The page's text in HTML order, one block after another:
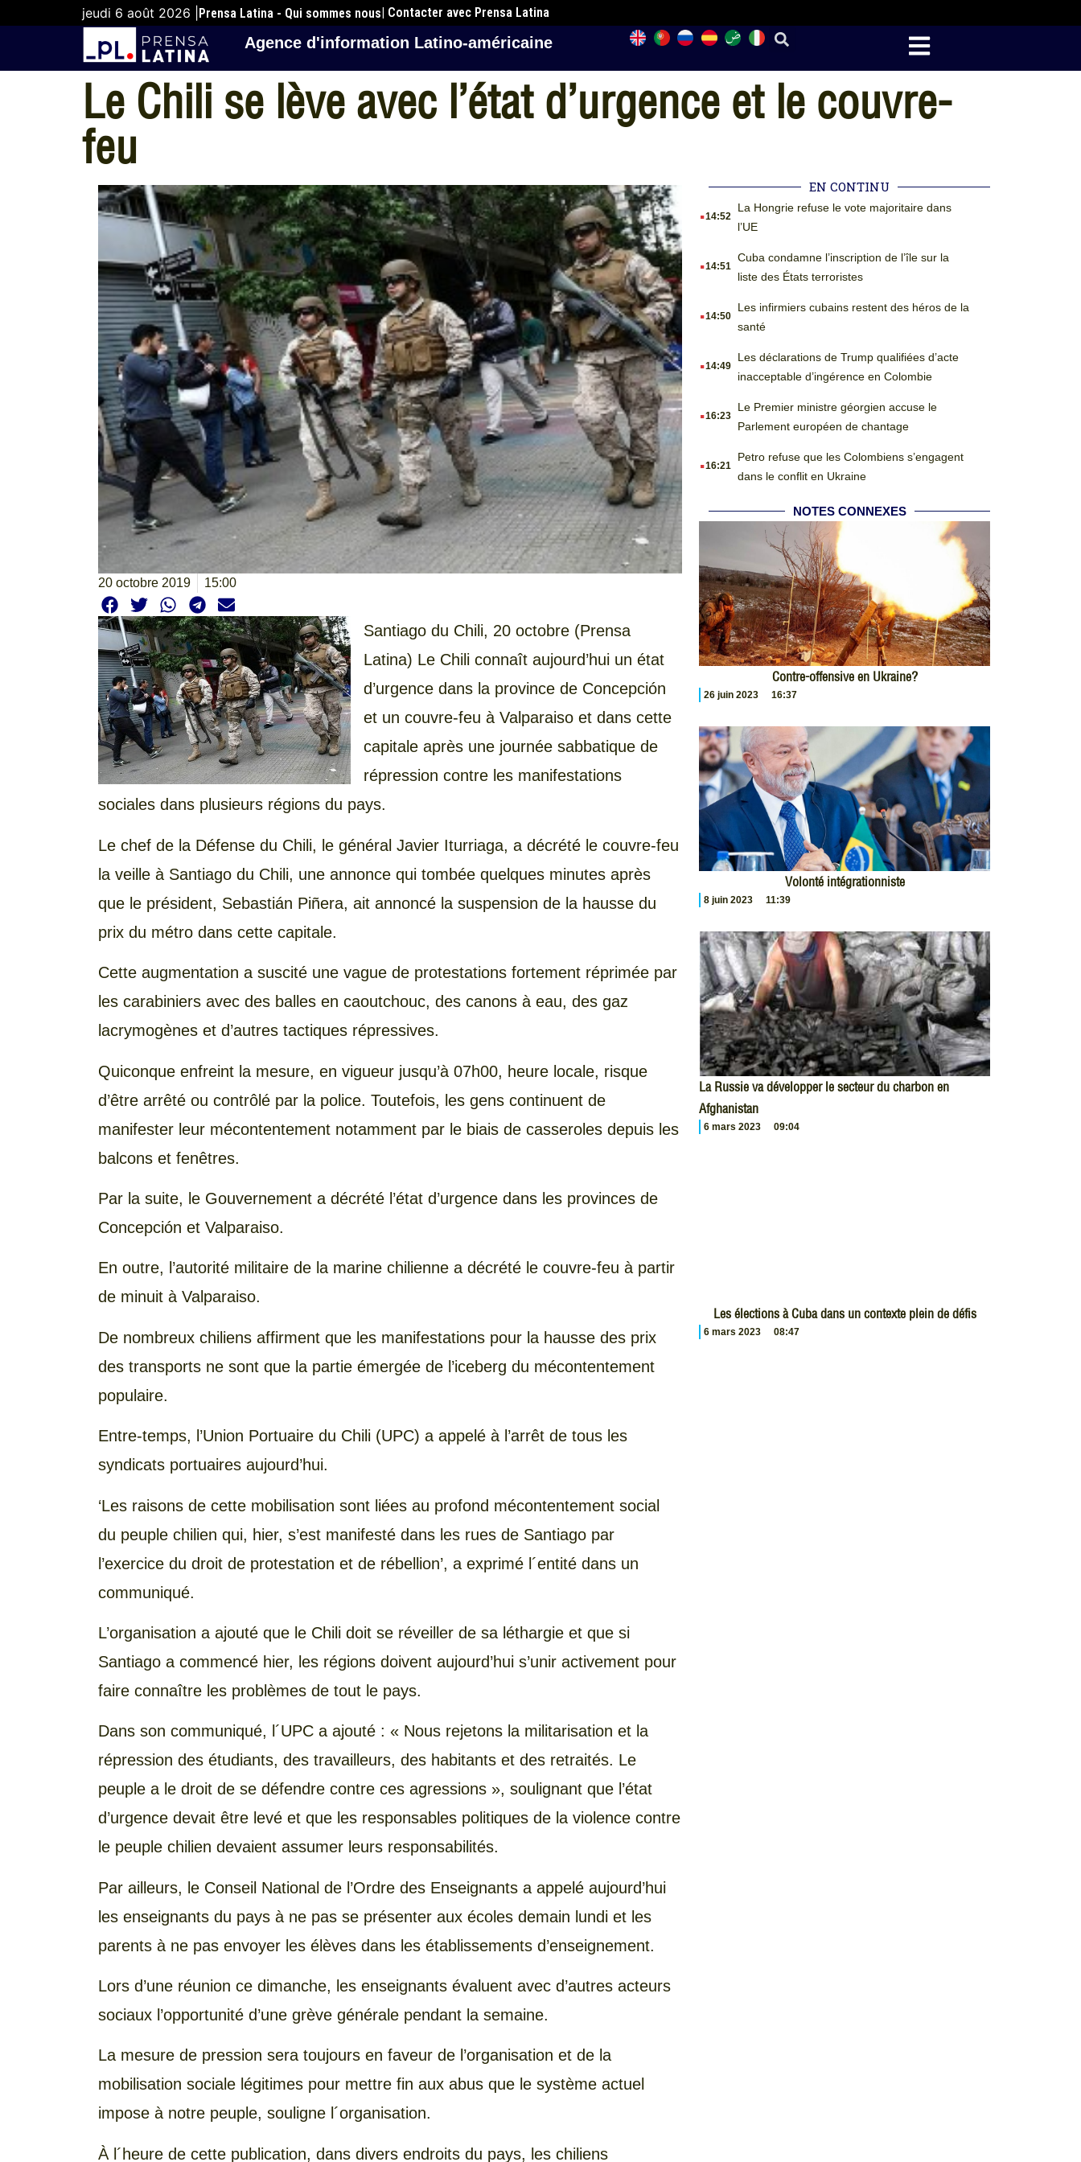
jeudi 6 août 2026 | Prensa Latina - Qui sommes nous| Contacter avec Prensa Latina
Agence d'information Latino-américaine
Le Chili se lève avec l’état d’urgence et le couvre-
feu
20 octobre 2019 15:00
Santiago du Chili, 20 octobre (Prensa
Latina) Le Chili connaît aujourd’hui un état
d’urgence dans la province de Concepción
et un couvre-feu à Valparaiso et dans cette
capitale après une journée sabbatique de
répression contre les manifestations
sociales dans plusieurs régions du pays.
Le chef de la Défense du Chili, le général Javier Iturriaga, a décrété le couvre-feu
la veille à Santiago du Chili, une annonce qui tombée quelques minutes après
que le président, Sebastián Piñera, ait annoncé la suspension de la hausse du
prix du métro dans cette capitale.
Cette augmentation a suscité une vague de protestations fortement réprimée par
les carabiniers avec des balles en caoutchouc, des canons à eau, des gaz
lacrymogènes et d’autres tactiques répressives.
Quiconque enfreint la mesure, en vigueur jusqu’à 07h00, heure locale, risque
d’être arrêté ou contrôlé par la police. Toutefois, les gens continuent de
manifester leur mécontentement notamment par le biais de casseroles depuis les
balcons et fenêtres.
Par la suite, le Gouvernement a décrété l’état d’urgence dans les provinces de
Concepción et Valparaiso.
En outre, l’autorité militaire de la marine chilienne a décrété le couvre-feu à partir
de minuit à Valparaiso.
De nombreux chiliens affirment que les manifestations pour la hausse des prix
des transports ne sont que la partie émergée de l’iceberg du mécontentement
populaire.
Entre-temps, l’Union Portuaire du Chili (UPC) a appelé à l’arrêt de tous les
syndicats portuaires aujourd’hui.
‘Les raisons de cette mobilisation sont liées au profond mécontentement social
du peuple chilien qui, hier, s’est manifesté dans les rues de Santiago par
l’exercice du droit de protestation et de rébellion’, a exprimé l´entité dans un
communiqué.
L’organisation a ajouté que le Chili doit se réveiller de sa léthargie et que si
Santiago a commencé hier, les régions doivent aujourd’hui s’unir activement pour
faire connaître les problèmes de tout le pays.
Dans son communiqué, l´UPC a ajouté : « Nous rejetons la militarisation et la
répression des étudiants, des travailleurs, des habitants et des retraités. Le
peuple a le droit de se défendre contre ces agressions », soulignant que l’état
d’urgence devait être levé et que les responsables politiques de la violence contre
le peuple chilien devaient assumer leurs responsabilités.
Par ailleurs, le Conseil National de l’Ordre des Enseignants a appelé aujourd’hui
les enseignants du pays à ne pas se présenter aux écoles demain lundi et les
parents à ne pas envoyer les élèves dans les établissements d’enseignement.
Lors d’une réunion ce dimanche, les enseignants évaluent avec d’autres acteurs
sociaux l’opportunité d’une grève générale pendant la semaine.
La mesure de pression sera toujours en faveur de l’organisation et de la
mobilisation sociale légitimes pour mettre fin aux abus que le système actuel
impose à notre peuple, souligne l´organisation.
À l´heure de cette publication, dans divers endroits du pays, les chiliens
EN CONTINU
.14:52
La Hongrie refuse le vote majoritaire dans
l’UE
.14:51
Cuba condamne l’inscription de l’île sur la
liste des États terroristes
.14:50
Les infirmiers cubains restent des héros de la
santé
.14:49
Les déclarations de Trump qualifiées d’acte
inacceptable d’ingérence en Colombie
.16:23
Le Premier ministre géorgien accuse le
Parlement européen de chantage
.16:21
Petro refuse que les Colombiens s’engagent
dans le conflit en Ukraine
NOTES CONNEXES
Contre-offensive en Ukraine?
26 juin 2023 16:37
Volonté intégrationniste
8 juin 2023 11:39
La Russie va développer le secteur du charbon en
Afghanistan
6 mars 2023 09:04
Les élections à Cuba dans un contexte plein de défis
6 mars 2023 08:47